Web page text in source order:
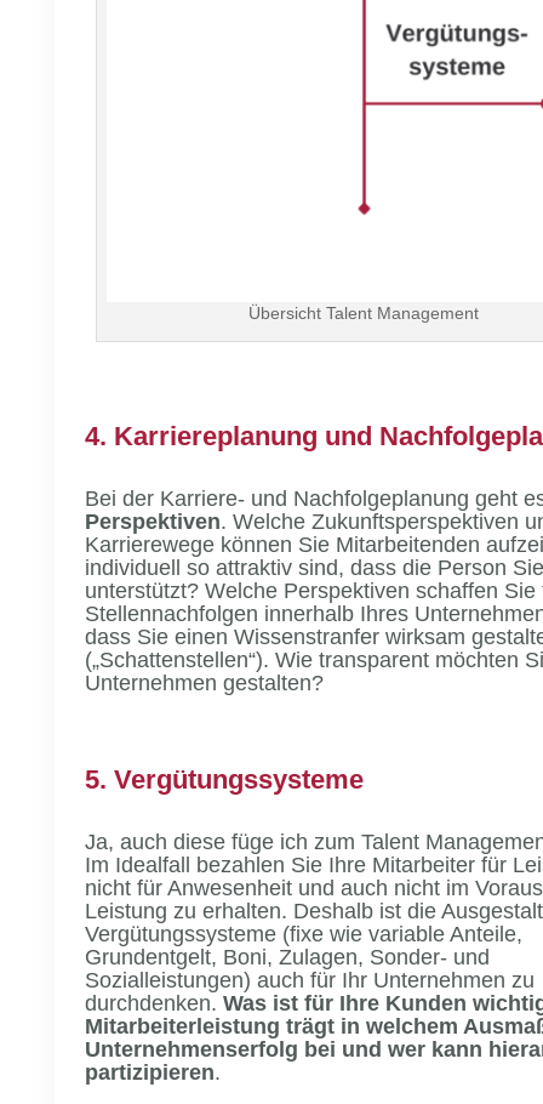
Übersicht Talent Management
4. Karriereplanung und
Bei der Karriere- und Nachfolgeplanung geht
Perspektiven. Welche Zukunftsperspektiven
Karrierewege können Sie Mitarbeitenden
individuell so attraktiv sind, dass die Person
unterstützt? Welche Perspektiven schaffen Sie
Stellennachfolgen innerhalb Ihres
dass Sie einen Wissenstranfer wirksam
(„Schattenstellen“). Wie transparent möchten
Unternehmen gestalten?
5. Vergütungssysteme
Ja, auch diese füge ich zum Talent
Im Idealfall bezahlen Sie Ihre Mitarbeiter für
nicht für Anwesenheit und auch nicht im
Leistung zu erhalten. Deshalb ist die
Vergütungssysteme (fixe wie variable Anteile,
Grundentgelt, Boni, Zulagen, Sonder- und
Sozialleistungen) auch für Ihr Unternehmen zu
durchdenken. Was ist für Ihre Kunden
Mitarbeiterleistung trägt in welchem
Unternehmenserfolg bei und wer kann
partizipieren.